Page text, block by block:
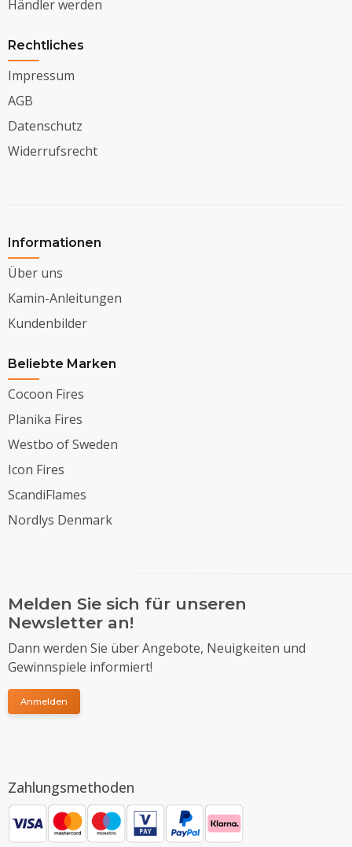
Händler werden
Rechtliches
Impressum
AGB
Datenschutz
Widerrufsrecht
Informationen
Über uns
Kamin-Anleitungen
Kundenbilder
Beliebte Marken
Cocoon Fires
Planika Fires
Westbo of Sweden
Icon Fires
ScandiFlames
Nordlys Denmark
Melden Sie sich für unseren
Newsletter an!
Dann werden Sie über Angebote, Neuigkeiten und
Gewinnspiele informiert!
Anmelden
Zahlungsmethoden